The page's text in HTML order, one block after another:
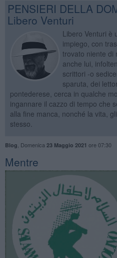
PENSIERI DELLA
Libero Venturi
Libero Venturi è
impiego, con
trovato niente di
anche lui,
scrittori -o
sparuta, dei
pontederese, cerca in qualche
ingannare il cazzo di tempo che
alla fine manca, nonché la vita,
stesso.
Blog Domenica 23 Maggio 2021 ore 07:30
​Mentre